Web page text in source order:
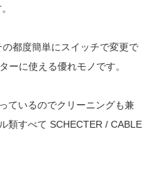
都度簡単にスイッチで変更で
ーに使える優れモノです。
ているのでクリーニングも兼
類すべて SCHECTER / CABLE